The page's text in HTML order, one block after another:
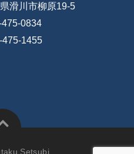
滑川市柳原19-5
0834
475-1455
Setsubi